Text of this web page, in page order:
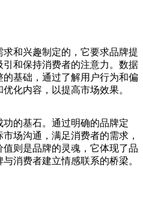
和兴趣制定的，它要求品牌提
和保持消费者的注意力。数据
基础，通过了解用户行为和偏
化内容，以提高市场效果。
的基石。通过明确的品牌定
场沟通，满足消费者的需求，
则是品牌的灵魂，它体现了品
消费者建立情感联系的桥梁。